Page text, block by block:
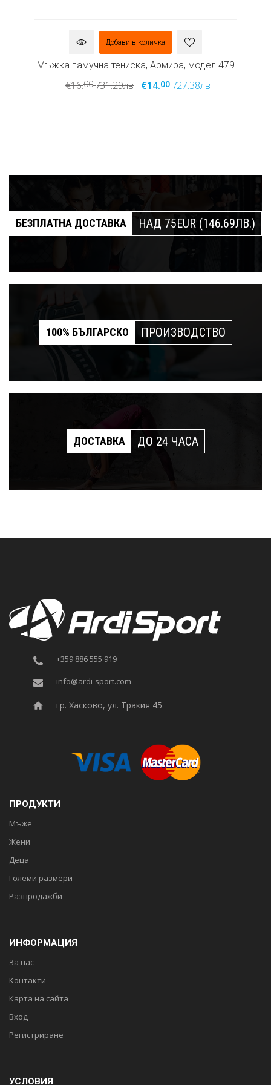
Добави в количка
Мъжка памучна тениска, Армира, модел 479
€16.00 /31.29лв €14.00 /27.38лв
БЕЗПЛАТНА ДОСТАВКА НАД 75EUR (146.69ЛВ.)
100% БЪЛГАРСКО ПРОИЗВОДСТВО
ДОСТАВКА ДО 24 ЧАСА
+359 886 555 919
info@ardi-sport.com
гр. Хасково, ул. Тракия 45
ПРОДУКТИ
Мъже
Жени
Деца
Големи размери
Разпродажби
ИНФОРМАЦИЯ
За нас
Контакти
Карта на сайта
Вход
Регистриране
УСЛОВИЯ